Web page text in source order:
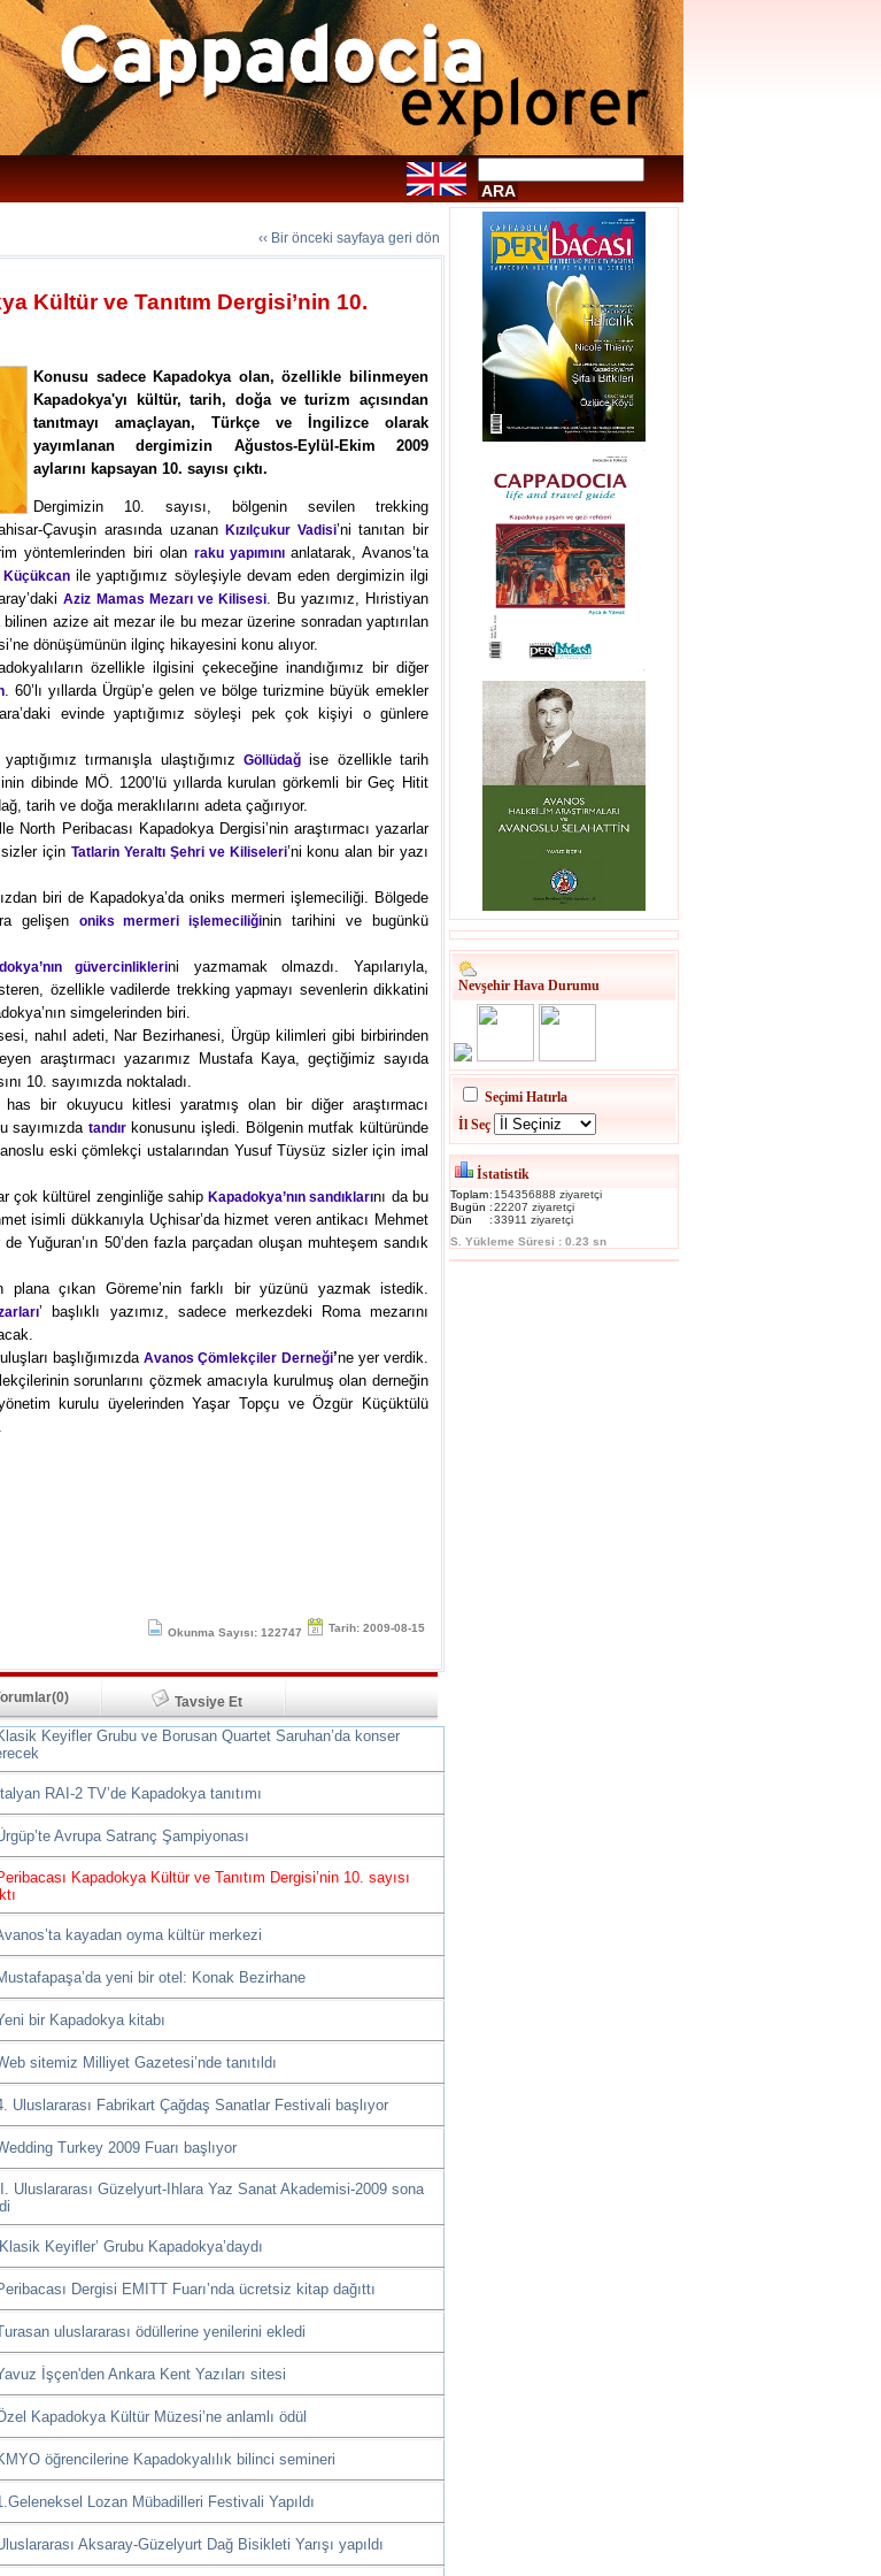
‹‹ Bir önceki sayfaya geri dön
Kültür ve Tanıtım Dergisi’nin 10.
Konusu sadece Kapadokya olan, özellikle bilinmeyen
Kapadokya'yı kültür, tarih, doğa ve turizm açısından
tanıtmayı amaçlayan, Türkçe ve İngilizce olarak
yayımlanan dergimizin Ağustos-Eylül-Ekim 2009
aylarını kapsayan 10. sayısı çıktı.
Dergimizin 10. sayısı, bölgenin sevilen trekking
Çavuşin arasında uzananKızılçukur Vadisi’ni tanıtan bir
yöntemlerinden biri olan raku yapımını anlatarak, Avanos’ta
Küçükcan ile yaptığımız söyleşiyle devam eden dergimizin ilgi
Aziz Mamas Mezarı ve Kilisesi. Bu yazımız, Hıristiyan
azize ait mezar ile bu mezar üzerine sonradan yaptırılan
dönüşümünün ilginç hikayesini konu alıyor.
özellikle ilgisini çekeceğine inandığımız bir diğer
. 60’lı yıllarda Ürgüp’e gelen ve bölge turizmine büyük emekler
evinde yaptığımız söyleşi pek çok kişiyi o günlere
tırmanışla ulaştığımız Göllüdağ ise özellikle tarih
dibinde MÖ. 1200’lü yıllarda kurulan görkemli bir Geç Hitit
tarih ve doğa meraklılarını adeta çağırıyor.
North Peribacası Kapadokya Dergisi’nin araştırmacı yazarlar
sizler içinTatlarin Yeraltı Şehri ve Kiliseleri’ni konu alan bir yazı
biri de Kapadokya’da oniks mermeri işlemeciliği. Bölgede
gelişen oniks mermeri işlemeciliğinin tarihini ve bugünkü
güvercinliklerini yazmamak olmazdı. Yapılarıyla,
özellikle vadilerde trekking yapmayı sevenlerin dikkatini
simgelerinden biri.
nahıl adeti, Nar Bezirhanesi, Ürgüp kilimleri gibi birbirinden
araştırmacı yazarımız Mustafa Kaya, geçtiğimiz sayıda
10. sayımızda noktaladı.
has bir okuyucu kitlesi yaratmış olan bir diğer araştırmacı
sayımızda tandırkonusunu işledi. Bölgenin mutfak kültüründe
eski çömlekçi ustalarından Yusuf Tüysüz sizler için imal
çok kültürel zenginliğe sahipKapadokya’nın sandıklarını da bu
isimli dükkanıyla Uçhisar’da hizmet veren antikacı Mehmet
de Yuğuran’ın 50’den fazla parçadan oluşan muhteşem sandık
plana çıkan Göreme’nin farklı bir yüzünü yazmak istedik.
’ başlıklı yazımız, sadece merkezdeki Roma mezarını
başlığımızdaAvanos Çömlekçiler Derneği’ne yer verdik.
sorunlarını çözmek amacıyla kurulmuş olan derneğin
kurulu üyelerinden Yaşar Topçu ve Özgür Küçüktülü
Okunma Sayısı: 122747 Tarih: 2009-08-15
Tavsiye Et
Keyifler Grubu ve Borusan Quartet Saruhan’da konser
RAI-2 TV’de Kapadokya tanıtımı
Avrupa Satranç Şampiyonası
Kapadokya Kültür ve Tanıtım Dergisi’nin 10. sayısı
kayadan oyma kültür merkezi
yeni bir otel: Konak Bezirhane
bir Kapadokya kitabı
sitemiz Milliyet Gazetesi’nde tanıtıldı
Uluslararası Fabrikart Çağdaş Sanatlar Festivali başlıyor
Turkey 2009 Fuarı başlıyor
Uluslararası Güzelyurt-Ihlara Yaz Sanat Akademisi-2009 sona
Keyifler’ Grubu Kapadokya’daydı
Dergisi EMITT Fuarı’nda ücretsiz kitap dağıttı
uluslararası ödüllerine yenilerini ekledi
İşçen'den Ankara Kent Yazıları sitesi
Kapadokya Kültür Müzesi’ne anlamlı ödül
öğrencilerine Kapadokyalılık bilinci semineri
Lozan Mübadilleri Festivali Yapıldı
Aksaray-Güzelyurt Dağ Bisikleti Yarışı yapıldı
Nevşehir Hava Durumu
Seçimi Hatırla
İl Seç
İstatistik
Toplam: 154356888 ziyaretçi
Bugün :22207 ziyaretçi
Dün
:33911 ziyaretçi
S. Yükleme Süresi : 0.23 sn